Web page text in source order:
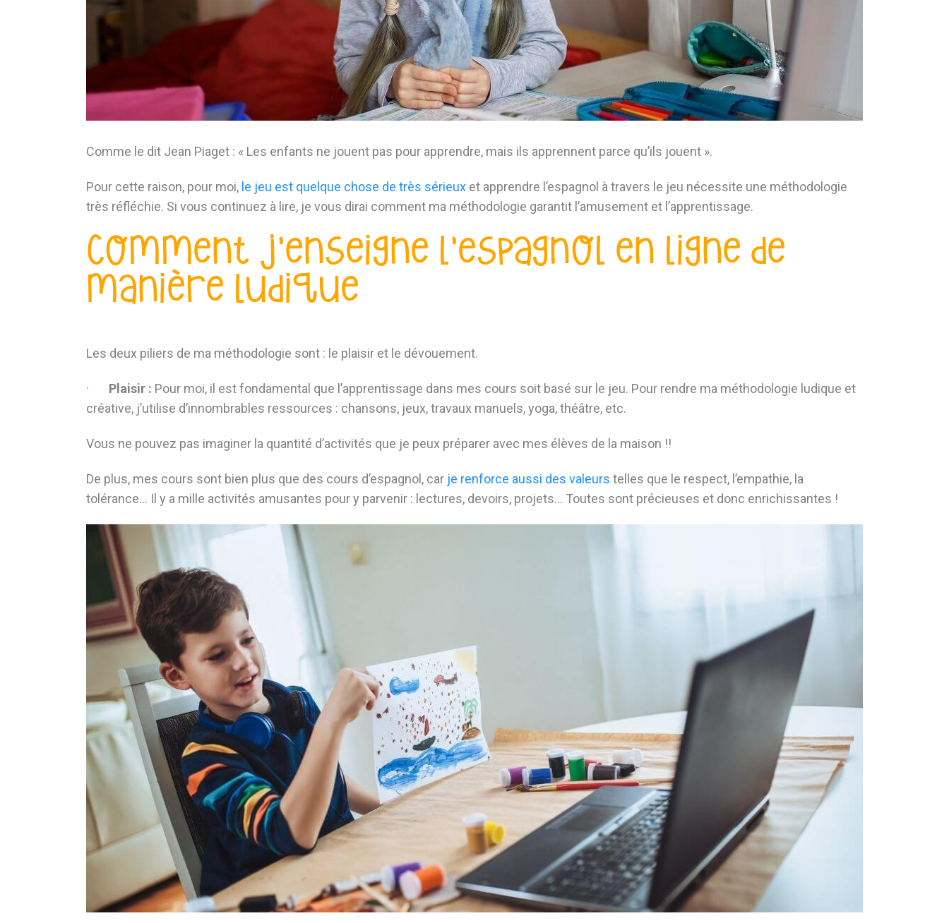
Comme le dit Jean Piaget : « Les enfants ne jouent pas pour apprendre, mais ils apprennent parce qu’ils jouent ».
Pour cette raison, pour moi, le jeu est quelque chose de très sérieux et apprendre l’espagnol à travers le jeu nécessite une méthodologie
très réfléchie. Si vous continuez à lire, je vous dirai comment ma méthodologie garantit l’amusement et l’apprentissage.
Comment j’enseigne l’espagnol en ligne de
manière ludique
Les deux piliers de ma méthodologie sont : le plaisir et le dévouement.
· Plaisir : Pour moi, il est fondamental que l’apprentissage dans mes cours soit basé sur le jeu. Pour rendre ma méthodologie ludique et
créative, j’utilise d’innombrables ressources : chansons, jeux, travaux manuels, yoga, théâtre, etc.
Vous ne pouvez pas imaginer la quantité d’activités que je peux préparer avec mes élèves de la maison !!
De plus, mes cours sont bien plus que des cours d’espagnol, car je renforce aussi des valeurs telles que le respect, l’empathie, la
tolérance… Il y a mille activités amusantes pour y parvenir : lectures, devoirs, projets… Toutes sont précieuses et donc enrichissantes !